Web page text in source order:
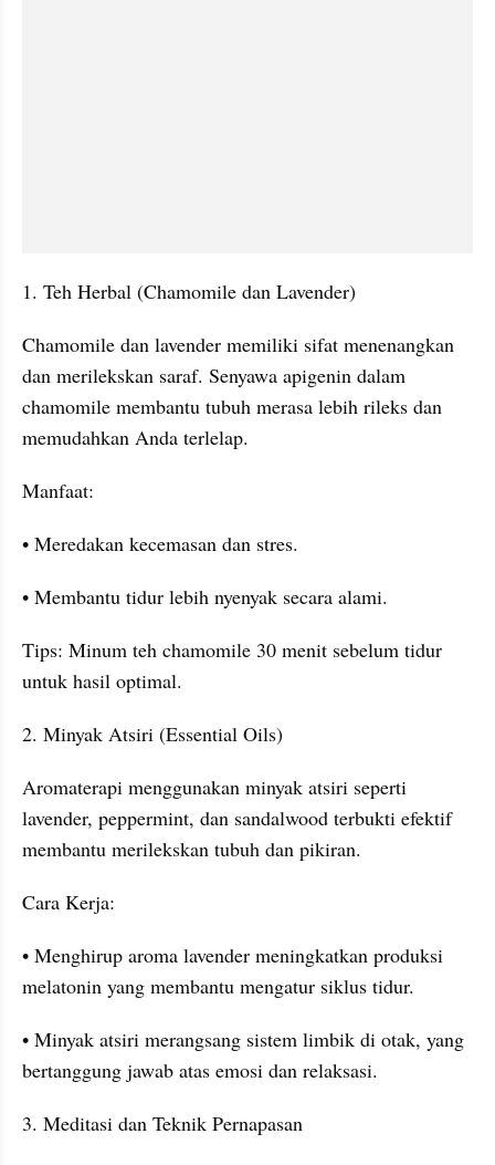
1. Teh Herbal (Chamomile dan Lavender)
Chamomile dan lavender memiliki sifat menenangkan
dan merilekskan saraf. Senyawa apigenin dalam
chamomile membantu tubuh merasa lebih rileks dan
memudahkan Anda terlelap.
Manfaat:
• Meredakan kecemasan dan stres.
• Membantu tidur lebih nyenyak secara alami.
Tips: Minum teh chamomile 30 menit sebelum tidur
untuk hasil optimal.
2. Minyak Atsiri (Essential Oils)
Aromaterapi menggunakan minyak atsiri seperti
lavender, peppermint, dan sandalwood terbukti efektif
membantu merilekskan tubuh dan pikiran.
Cara Kerja:
• Menghirup aroma lavender meningkatkan produksi
melatonin yang membantu mengatur siklus tidur.
• Minyak atsiri merangsang sistem limbik di otak, yang
bertanggung jawab atas emosi dan relaksasi.
3. Meditasi dan Teknik Pernapasan